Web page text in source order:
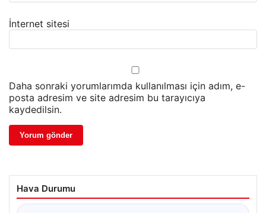
İnternet sitesi
Daha sonraki yorumlarımda kullanılması için adım, e-
posta adresim ve site adresim bu tarayıcıya
kaydedilsin.
Hava Durumu